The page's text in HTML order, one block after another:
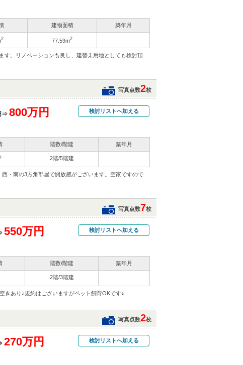
建物面積 築年月
2 77.59m2
す。リノベーションも良し、建替え用地としても検討頂
写真点数2枚
⇒ 800万円 検討リストへ加える
階数/階建 築年月
2階/5階建
・南の3方角部屋で開放感がございます。空家ですので
写真点数7枚
550万円 検討リストへ加える
階数/階建 築年月
2階/3階建
きあり♪規約はございますがペット飼育OKです♪
写真点数2枚
270万円 検討リストへ加える